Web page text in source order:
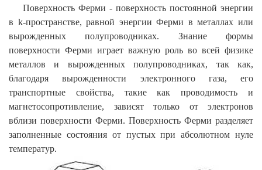
Поверхность Ферми - поверхность постоянной энергии
в k-пространстве, равной энергии Ферми в металлах или
вырожденных полупроводниках. Знание формы
поверхности Ферми играет важную роль во всей физике
металлов и вырожденных полупроводниках, так как,
благодаря вырожденности электронного газа, его
транспортные свойства, такие как проводимость и
магнетосопротивление, зависят только от электронов
вблизи поверхности Ферми. Поверхность Ферми разделяет
заполненные состояния от пустых при абсолютном нуле
температур.